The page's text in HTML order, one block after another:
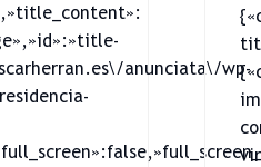
anunciata\/wp-